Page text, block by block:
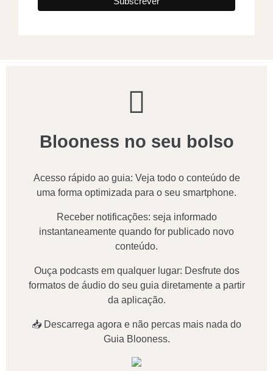
Blooness no seu bolso
Acesso rápido ao guia: Veja todo o conteúdo de
uma forma optimizada para o seu smartphone.
Receber notificações: seja informado
instantaneamente quando for publicado novo
conteúdo.
Ouça podcasts em qualquer lugar: Desfrute dos
formatos de áudio do seu guia diretamente a partir
da aplicação.
📥 Descarrega agora e não percas mais nada do
Guia Blooness.